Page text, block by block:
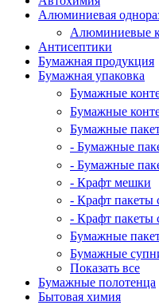
Алюминиевая
Алюминиевые
Антисептики
Бумажная продукция
Бумажная упаковка
Бумажные
Бумажные
Бумажные
- Бумажные
- Бумажные
- Крафт мешки
- Крафт пакеты
- Крафт пакеты
Бумажные
Бумажные
Показать все
Бумажные полотенца
Бытовая химия